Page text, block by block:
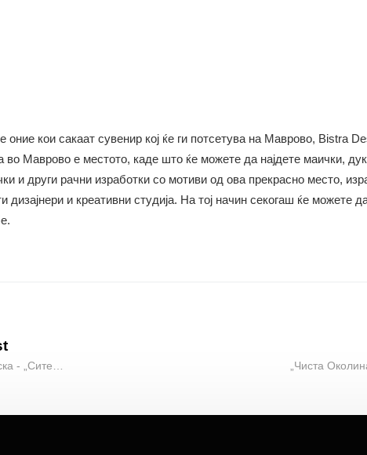
оние кои сакаат сувенир кој ќе ги потсетува на Маврово, Bistra
во Маврово е местото, каде што ќе можете да најдете маички,
и други рачни изработки со мотиви од ова прекрасно место,
дизајнери и креативни студија. На тој начин секогаш ќе можете
- „Сите… „Чиста